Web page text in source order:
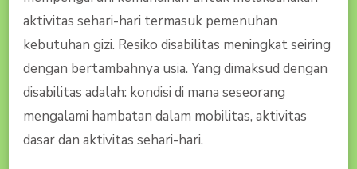
aktivitas sehari-hari termasuk pemenuhan
kebutuhan gizi. Resiko disabilitas meningkat seiring
dengan bertambahnya usia. Yang dimaksud dengan
disabilitas adalah: kondisi di mana seseorang
mengalami hambatan dalam mobilitas, aktivitas
dasar dan aktivitas sehari-hari.